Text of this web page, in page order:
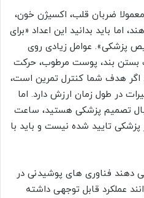
ضربان قلب، اکسیژن خون،
باید بدانید این اعداد «برای
پزشکی». عوامل زیادی روی
بند، پوست مرطوب، حرکت
هدف شما کنترل تمرین است،
در طول زمان ارزش دارد. اما
تصمیم پزشکی هستید، ساعت
پزشکی تایید شده نیست و باید با
دهند فناوری های پوشیدنی در
عملکرد قابل توجهی داشته